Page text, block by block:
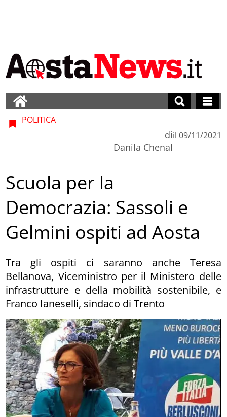
POLITICA
di
Danila Chenal
il 09/11/2021
Scuola per la
Democrazia: Sassoli e
Gelmini ospiti ad Aosta
Tra gli ospiti ci saranno anche Teresa
Bellanova, Viceministro per il Ministero delle
infrastrutture e della mobilità sostenibile, e
Franco Ianeselli, sindaco di Trento